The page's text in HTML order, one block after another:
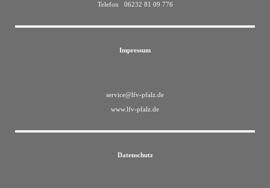
Telefon 06232 81 09 776
Impressum
service@lfv-pfalz.de
www.lfv-pfalz.de
Datenschutz